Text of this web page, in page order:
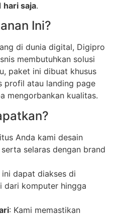
hari saja.
Ini?
di dunia digital, Digipro
membutuhkan solusi
paket ini dibuat khusus
profil atau landing page
mengorbankan kualitas.
Anda kami desain
selaras dengan brand
ini dapat diakses di
dari komputer hingga
: Kami memastikan